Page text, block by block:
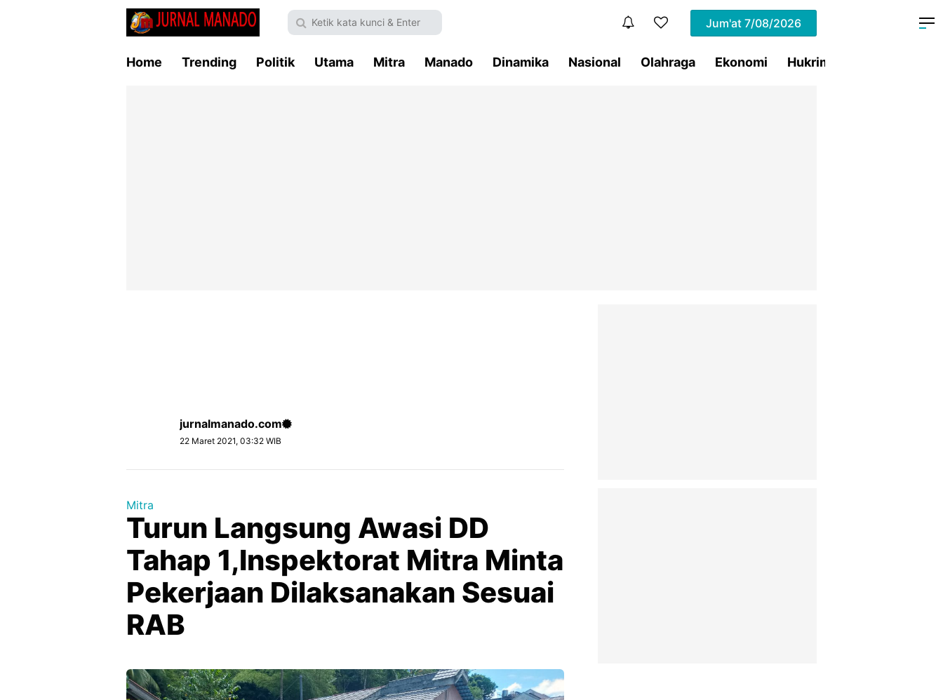
Jum'at 7/08/2026
Home Trending Politik Utama Mitra Manado Dinamika Nasional Olahraga Ekonomi Hukrim
jurnalmanado.com
22 Maret 2021, 03:32 WIB
Mitra
Turun Langsung Awasi DD
Tahap 1,Inspektorat Mitra Minta
Pekerjaan Dilaksanakan Sesuai
RAB